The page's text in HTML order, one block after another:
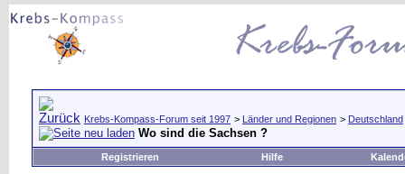
Krebs-Kompass-Forum seit 1997 > Länder und Regionen > Deutschland
Wo sind die Sachsen ?
Registrieren Hilfe